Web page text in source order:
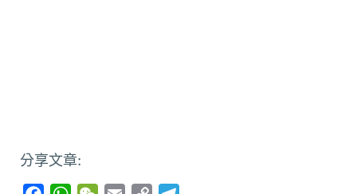
分享文章: